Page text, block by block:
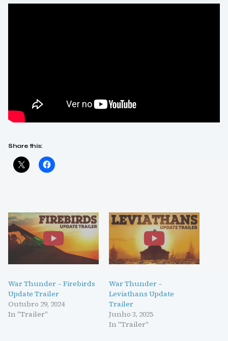
Share this:
War Thunder – Firebirds
Update Trailer
Outubro 29, 2024
In "Trailer"
War Thunder –
Leviathans Update
Trailer
Junho 3, 2025
In "Trailer"